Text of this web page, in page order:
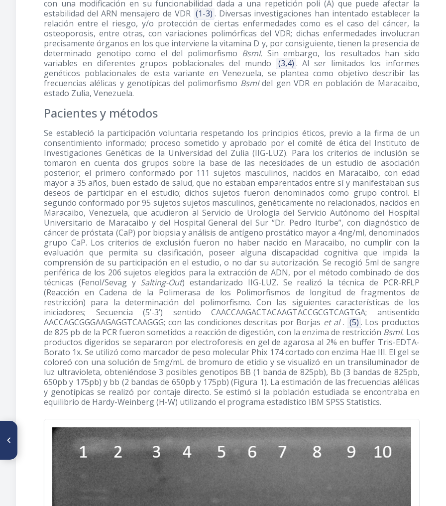
con una modificación en su funcionabilidad dada a una repetición poli (A) que puede afectar la
estabilidad del ARN mensajero de VDR (1-3) . Diversas investigaciones han intentado establecer la
relación entre el riesgo, y/o protección de ciertas enfermedades como es el caso del cáncer, la
osteoporosis, entre otras, con variaciones polimórficas del VDR; dichas enfermedades involucran
precisamente órganos en los que interviene la vitamina D y, por consiguiente, tienen la presencia de
determinado genotipo como el del polimorfismo BsmI. Sin embargo, los resultados han sido
variables en diferentes grupos poblacionales del mundo
(3,4) . Al ser limitados los informes
genéticos poblacionales de esta variante en Venezuela, se plantea como objetivo describir las
frecuencias alélicas y genotípicas del polimorfismo BsmIdel gen VDR en población de Maracaibo,
estado Zulia, Venezuela.
Pacientes y métodos
Se estableció la participación voluntaria respetando los principios éticos, previo a la firma de un
consentimiento informado; proceso sometido y aprobado por el comité de ética del Instituto de
Investigaciones Genéticas de la Universidad del Zulia (IIG-LUZ). Para los criterios de inclusión se
tomaron en cuenta dos grupos sobre la base de las necesidades de un estudio de asociación
posterior; el primero conformado por 111 sujetos masculinos, nacidos en Maracaibo, con edad
mayor a 35 años, buen estado de salud, que no estaban emparentados entre sí y manifestaban sus
deseos de participar en el estudio; dichos sujetos fueron denominados como grupo control. El
segundo conformado por 95 sujetos sujetos masculinos, genéticamente no relacionados, nacidos en
Maracaibo, Venezuela, que acudieron al Servicio de Urología del Servicio Autónomo del Hospital
Universitario de Maracaibo y del Hospital General del Sur “Dr. Pedro Iturbe”, con diagnóstico de
cáncer de próstata (CaP) por biopsia y análisis de antígeno prostático mayor a 4ng/ml, denominados
grupo CaP. Los criterios de exclusión fueron no haber nacido en Maracaibo, no cumplir con la
evaluación que permita su clasificación, poseer alguna discapacidad cognitiva que impida la
comprensión de su participación en el estudio, o no dar su autorización. Se recogió 5ml de sangre
periférica de los 206 sujetos elegidos para la extracción de ADN, por el método combinado de dos
técnicas (Fenol/Sevag y Salting-Out) estandarizado IIG-LUZ. Se realizó la técnica de PCR-RFLP
(Reacción en Cadena de la Polimerasa de los Polimorfismos de longitud de fragmentos de
restricción) para la determinación del polimorfismo. Con las siguientes características de los
iniciadores; Secuencia (5’-3’) sentido CAACCAAGACTACAAGTACCGCGTCAGTGA; antisentido
AACCAGCGGGAAGAGGTCAAGGG; con las condiciones descritas por Borjas et al. (5) . Los productos
de 825 pb de la PCR fueron sometidos a reacción de digestión, con la enzima de restricción BsmI. Los
productos digeridos se separaron por electroforesis en gel de agarosa al 2% en buffer Tris-EDTA-
Borato 1x. Se utilizó como marcador de peso molecular Phix 174 cortado con enzima Hae III. El gel se
coloreó con una solución de 5mg/mL de bromuro de etidio y se visualizó en un transiluminador de
luz ultravioleta, obteniéndose 3 posibles genotipos BB (1 banda de 825pb), Bb (3 bandas de 825pb,
650pb y 175pb) y bb (2 bandas de 650pb y 175pb) (Figura 1). La estimación de las frecuencias alélicas
y genotípicas se realizó por contaje directo. Se estimó si la población estudiada se encontraba en
equilibrio de Hardy-Weinberg (H-W) utilizando el programa estadístico IBM SPSS Statistics.
ARTÍCULO ANTERIOR
Sulfato de magnesio y estrés
oxidativo en explantes de